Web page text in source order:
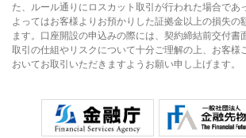
た、ルール通りにロスカット取引が行われた場合であ
よってはお客様よりお預かりした証拠金以上の損失の
ます。口座開設の申込みの際には、契約締結前交付書
取引の仕組やリスクについて十分ご理解の上、お客様
おいてお取引いただきますようお願い申し上げます。